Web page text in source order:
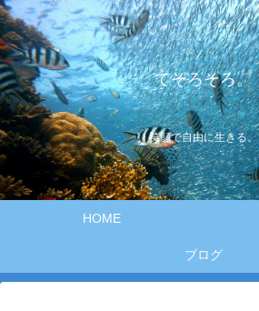
てそろそろ。
笑顔で自由に生きる。
HOME
ブログ